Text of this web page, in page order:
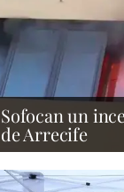
Sofocan un
de Arrecife